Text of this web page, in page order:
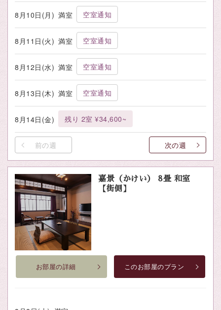
8月10日(月) 満室 空室通知
8月11日(火) 満室 空室通知
8月12日(水) 満室 空室通知
8月13日(木) 満室 空室通知
8月14日(金) 残り 2室 ¥34,600~
前の週 次の週
嘉景（かけい） 8畳 和室
【街側】
お部屋の詳細 このお部屋のプラン